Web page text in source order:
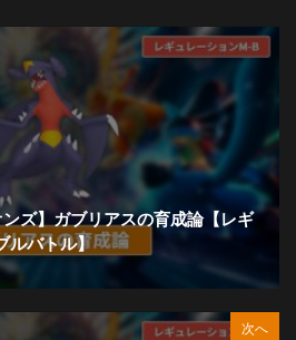
ズ】ガブリアスの育成論【レギ
ルバトル】
次へ